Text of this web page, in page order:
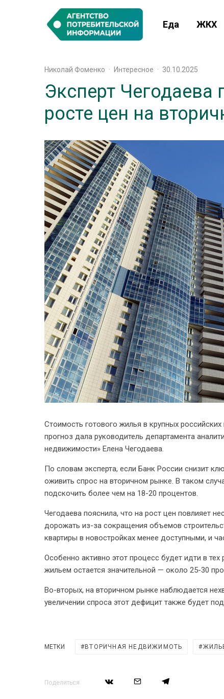
Еда ЖКХ
Николай Фоменко · Интересное · 30.10.2025
Эксперт Чегодаева
росте цен на
Стоимость готового жилья в крупных
прогноз дала руководитель департамента
недвижимости» Елена Чегодаева.
По словам эксперта, если Банк России снизит
оживить спрос на вторичном рынке. В таком
подскочить более чем на 18-20 процентов.
Чегодаева пояснила, что на рост цен повлияет
дорожать из-за сокращения объемов
квартиры в новостройках менее доступными, и
Особенно активно этот процесс будет идти в
жильем остается значительной — около 25-30
Во-вторых, на вторичном рынке наблюдается
увеличении спроса этот дефицит также будет
МЕТКИ ВТОРИЧНАЯ НЕДВИЖИМОТЬ
Поделиться